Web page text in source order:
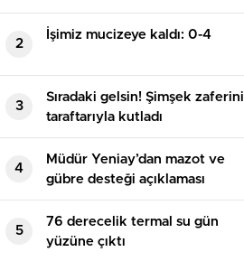
2
İşimiz mucizeye kaldı: 0-4
3
Sıradaki gelsin! Şimşek zaferini
taraftarıyla kutladı
4
Müdür Yeniay’dan mazot ve
gübre desteği açıklaması
5
76 derecelik termal su gün
yüzüne çıktı